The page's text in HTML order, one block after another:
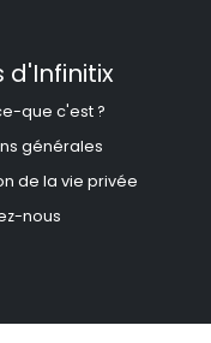
d'Infinitix
que c'est ?
générales
de la vie privée
nous